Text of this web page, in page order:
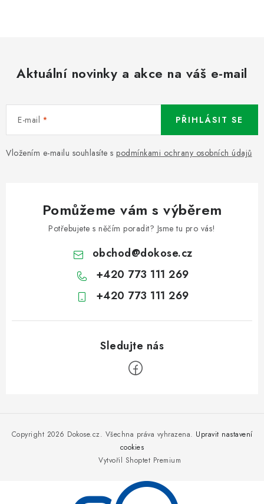
Aktuální novinky a akce na váš e-mail
E-mail
Vložením e-mailu souhlasíte s podmínkami ochrany osobních údajů
PŘIHLÁSIT SE
Pomůžeme vám s výběrem
Potřebujete s něčím poradit? Jsme tu pro vás!
obchod@dokose.cz
+420 773 111 269
+420 773 111 269
Vytvořil Shoptet Premium
Copyright 2026 Dokose.cz. Všechna práva vyhrazena. Upravit nastavení
cookies